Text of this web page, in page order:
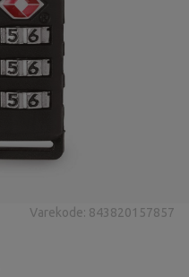
Varekode: 843820157857